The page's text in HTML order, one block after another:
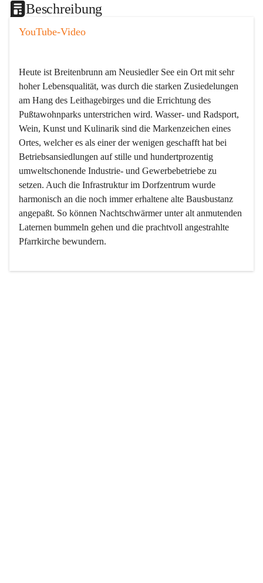
Beschreibung
YouTube-Video
Heute ist Breitenbrunn am Neusiedler See ein Ort mit sehr
hoher Lebensqualität, was durch die starken Zusiedelungen
am Hang des Leithagebirges und die Errichtung des
Pußtawohnparks unterstrichen wird. Wasser- und Radsport,
Wein, Kunst und Kulinarik sind die Markenzeichen eines
Ortes, welcher es als einer der wenigen geschafft hat bei
Betriebsansiedlungen auf stille und hundertprozentig
umweltschonende Industrie- und Gewerbebetriebe zu
setzen. Auch die Infrastruktur im Dorfzentrum wurde
harmonisch an die noch immer erhaltene alte Bausbustanz
angepaßt. So können Nachtschwärmer unter alt anmutenden
Laternen bummeln gehen und die prachtvoll angestrahlte
Pfarrkirche bewundern.
Der Weinbau dominert heute nicht mehr, ist aber integrativer